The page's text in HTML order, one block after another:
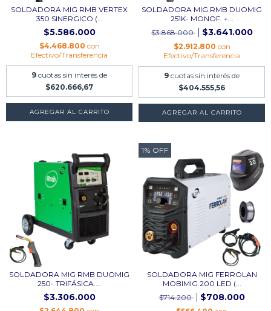
SOLDADORA MIG RMB VERTEX
350 SINERGICO (...
$5.586.000
$4.468.800 con
Efectivo/Transferencia
9 cuotas sin interés de
$620.666,67
SOLDADORA MIG RMB DUOMIG
251K- MONOF. +...
$3.868.000
$3.641.000
$2.912.800 con
Efectivo/Transferencia
9 cuotas sin interés de
$404.555,56
AGREGAR AL CARRITO
SOLDADORA MIG RMB DUOMIG
250- TRIFÁSICA....
$3.306.000
1% OFF
SOLDADORA MIG FERROLAN
MOBIMIG 200 LED (...
$714.200
$708.000